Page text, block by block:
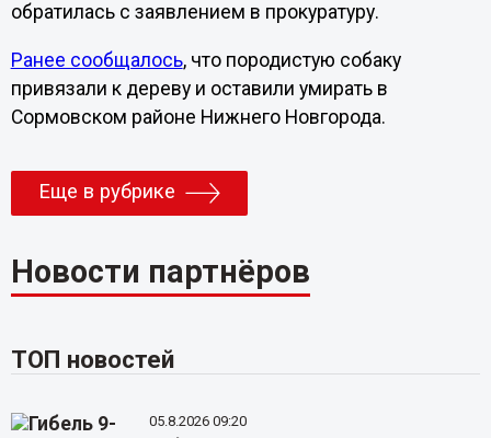
обратилась с заявлением в прокуратуру.
Ранее сообщалось, что породистую собаку
привязали к дереву и оставили умирать в
Сормовском районе Нижнего Новгорода.
Еще в рубрике
Новости партнёров
ТОП новостей
05.8.2026 09:20